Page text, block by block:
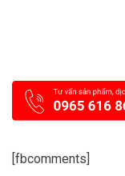
[fbcomments]